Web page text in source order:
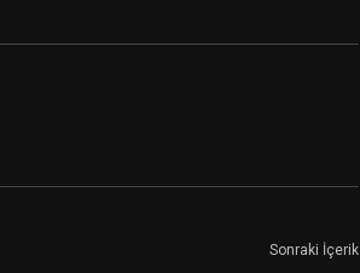
Sonraki İçerik